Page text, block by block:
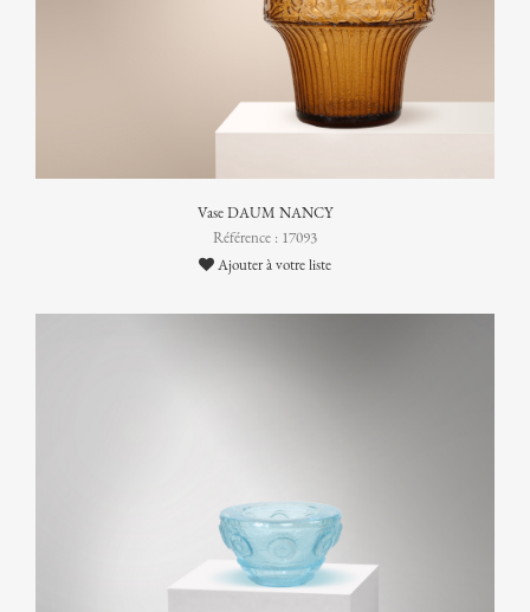
Vase DAUM NANCY
Référence : 17093
Ajouter à votre liste